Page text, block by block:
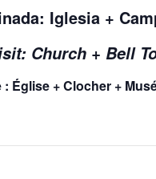
Iglesia +
Church + Bell
Église + Clocher +